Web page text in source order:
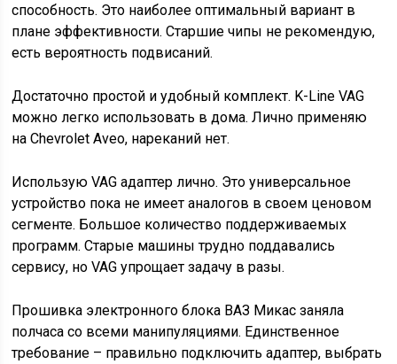
способность. Это наиболее оптимальный вариант в
плане эффективности. Старшие чипы не рекомендую,
есть вероятность подвисаний.
Достаточно простой и удобный комплект. K-Line VAG
можно легко использовать в дома. Лично применяю
на Chevrolet Aveo, нареканий нет.
Использую VAG адаптер лично. Это универсальное
устройство пока не имеет аналогов в своем ценовом
сегменте. Большое количество поддерживаемых
программ. Старые машины трудно поддавались
сервису, но VAG упрощает задачу в разы.
Прошивка электронного блока ВАЗ Микас заняла
полчаса со всеми манипуляциями. Единственное
требование – правильно подключить адаптер, выбрать